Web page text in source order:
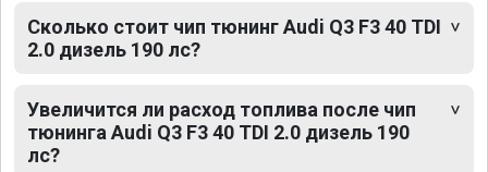
Сколько стоит чип тюнинг Audi Q3 F3 40 TDI
2.0 дизель 190 лс?
Увеличится ли расход топлива после чип
тюнинга Audi Q3 F3 40 TDI 2.0 дизель 190
лс?